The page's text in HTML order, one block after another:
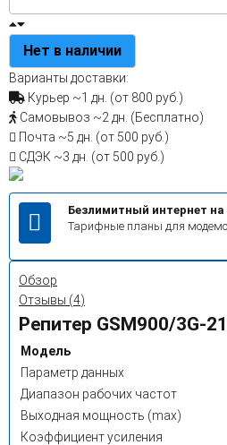
Нет в наличии
Варианты доставки:
Курьер ~1 дн. (от 800 руб.)
Самовывоз ~2 дн. (Бесплатно)
Почта ~5 дн. (от 500 руб.)
СДЭК ~3 дн. (от 500 руб.)
Безлимитный интернет на
Тарифные планы для
Обзор
Отзывы (4)
Репитер GSM900/3G-
Модель
Параметр данных
Диапазон рабочих частот
Выходная мощность (max)
Коэффициент усиления